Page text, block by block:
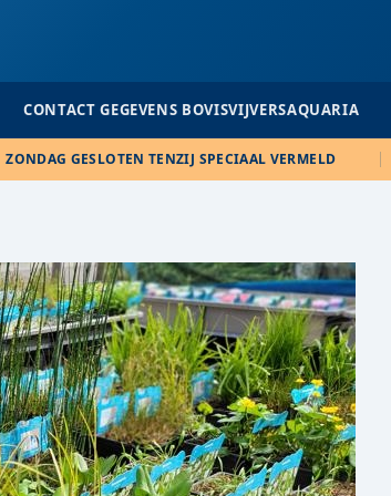
CONTACT GEGEVENS BOVISVIJVERSAQUARIA
ZONDAG GESLOTEN TENZIJ SPECIAAL VERMELD